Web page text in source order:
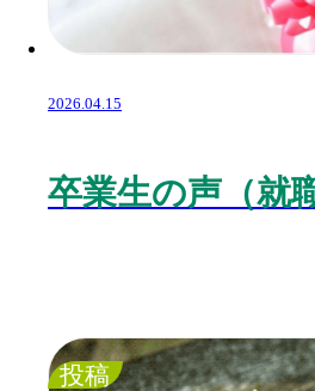
2026.04.15
卒業生の声（就
投稿